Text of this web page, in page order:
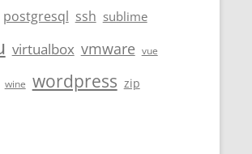
postgresql ssh sublime
virtualbox vmware vue
wine wordpress zip